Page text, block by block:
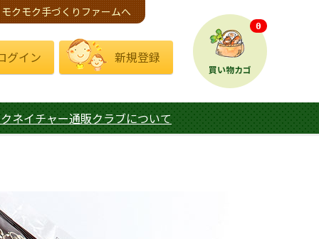
モクモク手づくりファームへ
グイン 新規登録
買い物カゴ
0
ネイチャー通販クラブについて